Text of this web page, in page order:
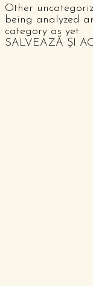
Other
being analyzed
category as yet.
SALVEAZĂ ȘI